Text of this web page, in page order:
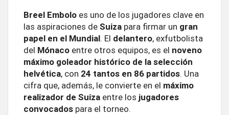
Breel Embolo es uno de los jugadores clave en
las aspiraciones deSuiza para firmar un gran
papel en el Mundial. El delantero, exfutbolista
del Mónaco entre otros equipos, es el noveno
máximo goleador histórico de la selección
helvética, con 24 tantos en 86 partidos. Una
cifra que, además, le convierte en el máximo
realizador de Suiza entre los jugadores
convocados para el torneo.